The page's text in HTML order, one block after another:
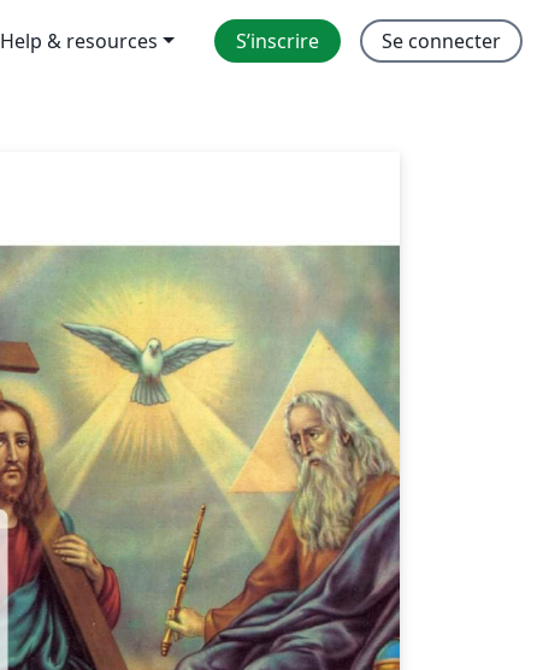
Help & resources S’inscrire Se connecter